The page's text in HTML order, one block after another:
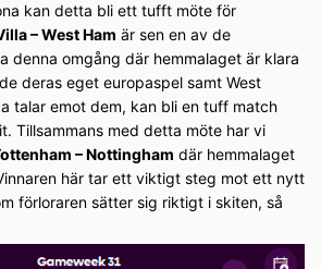
kan detta bli ett tufft möte för
– West Ham är sen en av de
denna omgång där hemmalaget är klara
deras eget europaspel samt West
talar emot dem, kan bli en tuff match
Tillsammans med detta möte har vi
– Nottingham där hemmalaget
här tar ett viktigt steg mot ett nytt
förloraren sätter sig riktigt i skiten, så